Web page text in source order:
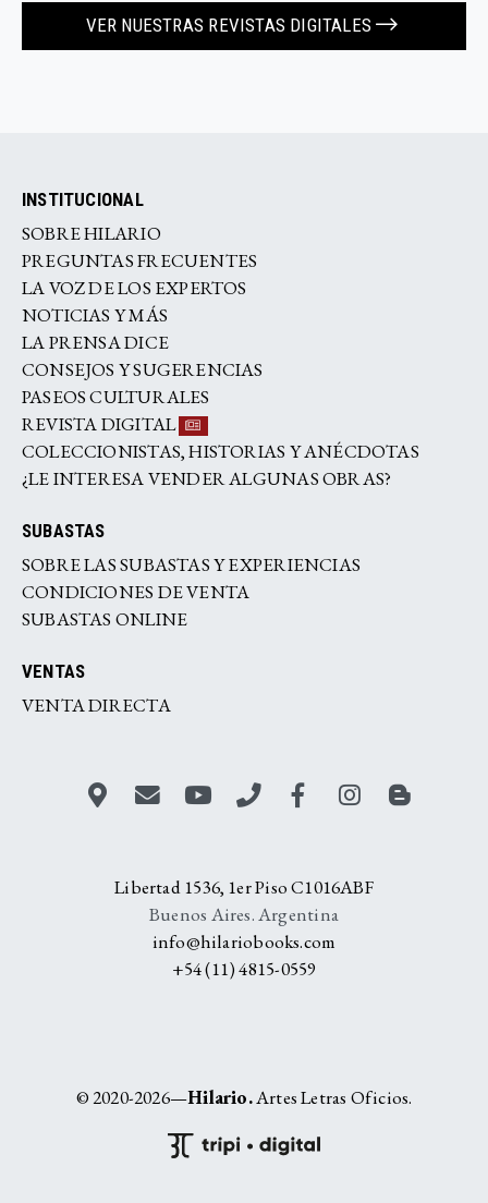
VER NUESTRAS REVISTAS DIGITALES
INSTITUCIONAL
SOBRE HILARIO
PREGUNTAS FRECUENTES
LA VOZ DE LOS EXPERTOS
NOTICIAS Y MÁS
LA PRENSA DICE
CONSEJOS Y SUGERENCIAS
PASEOS CULTURALES
REVISTA DIGITAL
COLECCIONISTAS, HISTORIAS Y ANÉCDOTAS
¿LE INTERESA VENDER ALGUNAS OBRAS?
SUBASTAS
SOBRE LAS SUBASTAS Y EXPERIENCIAS
CONDICIONES DE VENTA
SUBASTAS ONLINE
VENTAS
VENTA DIRECTA
Libertad 1536, 1er Piso C1016ABF
Buenos Aires. Argentina
info@hilariobooks.com
+54 (11) 4815-0559
© 2020-2026—Hilario.Artes Letras Oficios.